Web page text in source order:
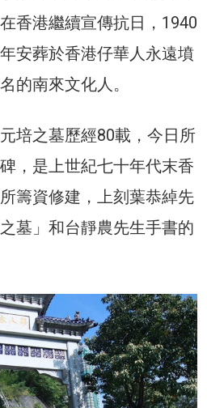
香港繼續宣傳抗日，1940
安葬於香港仔華人永遠墳
的南來文化人。
培之墓歷經80載，今日所
，是上世紀七十年代末香
籌資修建，上刻葉恭綽先
墓」和台靜農先生手書的